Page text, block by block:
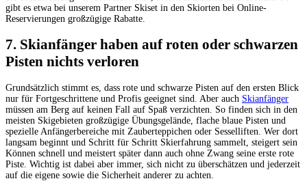
gibt es etwa bei unserem Partner Skiset in den Skiorten bei Online-
Reservierungen großzügige Rabatte.
7. Skianfänger haben auf roten oder schwarzen
Pisten nichts verloren
Grundsätzlich stimmt es, dass rote und schwarze Pisten auf den ersten Blick
nur für Fortgeschrittene und Profis geeignet sind. Aber auch Skianfänger
müssen am Berg auf keinen Fall auf Spaß verzichten. So finden sich in den
meisten Skigebieten großzügige Übungsgelände, flache blaue Pisten und
spezielle Anfängerbereiche mit Zauberteppichen oder Sesselliften. Wer dort
langsam beginnt und Schritt für Schritt Skierfahrung sammelt, steigert sein
Können schnell und meistert später dann auch ohne Zwang seine erste rote
Piste. Wichtig ist dabei aber immer, sich nicht zu überschätzen und jederzeit
auf die eigene sowie die Sicherheit anderer zu achten.